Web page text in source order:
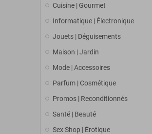
Cuisine | Gourmet
Informatique | Électronique
Jouets | Déguisements
Maison | Jardin
Mode | Accessoires
Parfum | Cosmétique
Promos | Reconditionnés
Santé | Beauté
Sex Shop | Érotique